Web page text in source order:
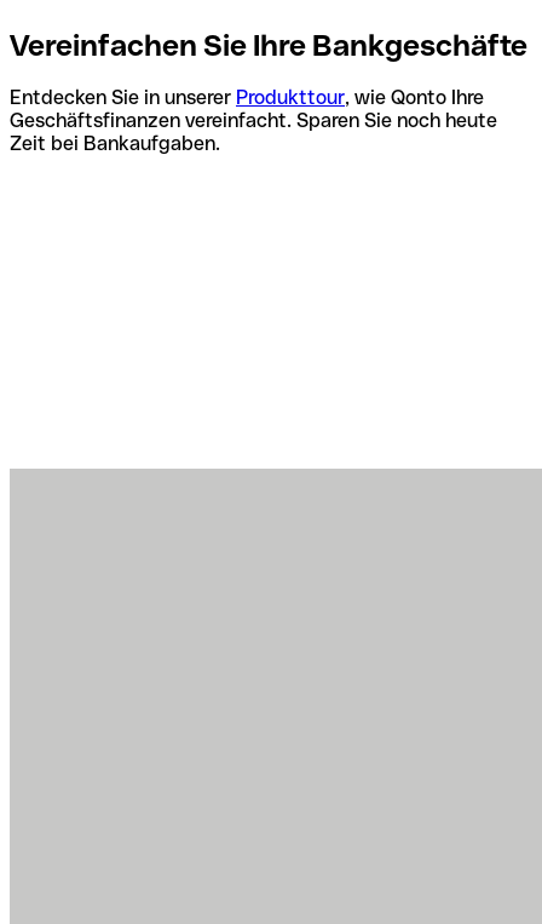
Vereinfachen Sie Ihre Bankgeschäfte
Entdecken Sie in unserer Produkttour, wie Qonto Ihre
Geschäftsfinanzen vereinfacht. Sparen Sie noch heute
Zeit bei Bankaufgaben.